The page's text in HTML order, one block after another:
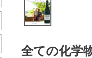
全ての化学